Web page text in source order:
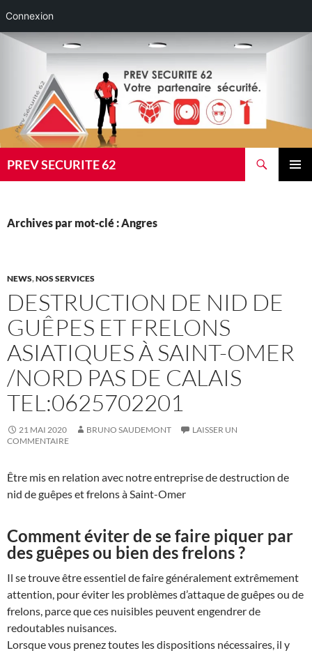
Connexion
Aller
PREV SECURITE 62
Archives par mot-clé : Angres
NEWS,NOS SERVICES
DESTRUCTION DE NID DE
GUÊPES ET FRELONS
ASIATIQUES À SAINT-OMER
/NORD PAS DE CALAIS
TEL:0625702201
21 MAI 2020 BRUNO SAUDEMONT
LAISSER UN
COMMENTAIRE
Être mis en relation avec notre entreprise de destruction de
nid de guêpes et frelons à Saint-Omer
Comment éviter de se faire piquer par
des guêpes ou bien des frelons ?
Il se trouve être essentiel de faire généralement extrêmement
attention, pour éviter les problèmes d’attaque de guêpes ou de
frelons, parce que ces nuisibles peuvent engendrer de
redoutables nuisances.
Lorsque vous prenez toutes les dispositions nécessaires, il y